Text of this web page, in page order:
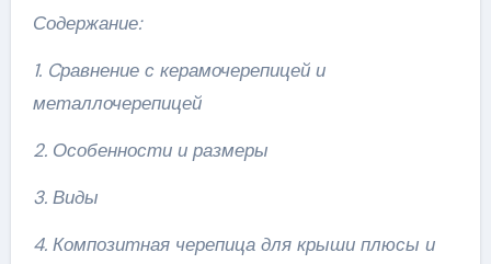
Содержание:
1. Cравнение с керамочерепицей и
металлочерепицей
2. Особенности и размеры
3. Виды
4. Композитная черепица для крыши плюсы и